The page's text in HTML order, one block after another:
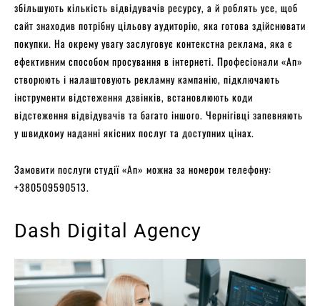
збільшують кількість відвідувачів ресурсу, а й роблять усе, щоб
сайт знаходив потрібну цільову аудиторію, яка готова здійснювати
покупки. На окрему увагу заслуговує контекстна реклама, яка є
ефективним способом просування в інтернеті. Професіонали «Ап»
створюють і налаштовують рекламну кампанію, підключають
інструменти відстеження дзвінків, встановлюють коди
відстеження відвідувачів та багато іншого. Чернігівці запевняють
у швидкому наданні якісних послуг та доступних цінах.
Замовити послуги студії «Ап» можна за номером телефону:
+380509590513.
Dash Digital Agency